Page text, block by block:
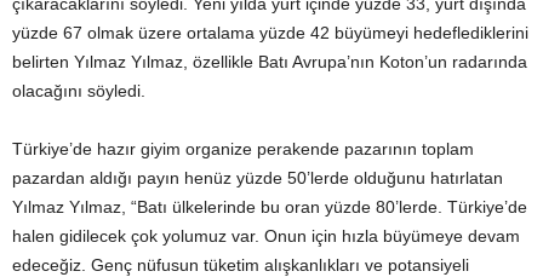
çıkaracaklarını söyledi. Yeni yılda yurt içinde yüzde 33, yurt dışında
yüzde 67 olmak üzere ortalama yüzde 42 büyümeyi hedeflediklerini
belirten Yılmaz Yılmaz, özellikle Batı Avrupa’nın Koton’un radarında
olacağını söyledi.
Türkiye’de hazır giyim organize perakende pazarının toplam
pazardan aldığı payın henüz yüzde 50’lerde olduğunu hatırlatan
Yılmaz Yılmaz, “Batı ülkelerinde bu oran yüzde 80’lerde. Türkiye’de
halen gidilecek çok yolumuz var. Onun için hızla büyümeye devam
edeceğiz. Genç nüfusun tüketim alışkanlıkları ve potansiyeli